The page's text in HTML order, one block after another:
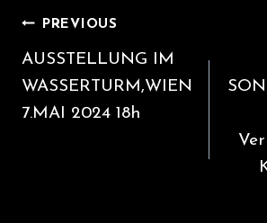
Beitragsnavigation
PREVIOUS
AUSSTELLUNG IM
WASSERTURM,WIEN
7.MAI 2024 18h